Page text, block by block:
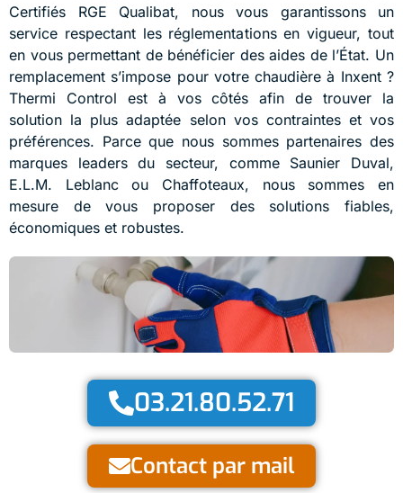
Certifiés RGE Qualibat, nous vous garantissons un
service respectant les réglementations en vigueur, tout
en vous permettant de bénéficier des aides de l’État. Un
remplacement s’impose pour votre chaudière à Inxent ?
Thermi Control est à vos côtés afin de trouver la
solution la plus adaptée selon vos contraintes et vos
préférences. Parce que nous sommes partenaires des
marques leaders du secteur, comme Saunier Duval,
E.L.M. Leblanc ou Chaffoteaux, nous sommes en
mesure de vous proposer des solutions fiables,
économiques et robustes.
03.21.80.52.71
Contact par mail